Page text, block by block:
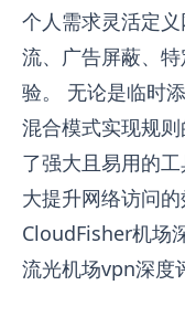
个人需求灵活定
流、广告屏蔽、
验。 无论是临时
混合模式实现规
了强大且易用的
大提升网络访问的
CloudFisher机场
流光机场vpn深度